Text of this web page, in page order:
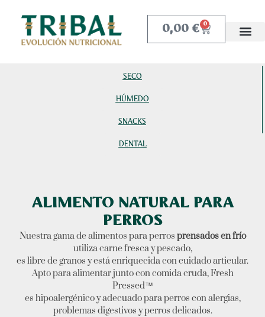
0,00€ 0
SECO
HÚMEDO
SNACKS
DENTAL
ALIMENTO NATURAL PARA
PERROS
Nuestra gama de alimentos para perros prensados en frío
utiliza carne fresca y pescado,
es libre de granos y está enriquecida con cuidado articular.
Apto para alimentar junto con comida cruda, Fresh
Pressed™️
es hipoalergénico y adecuado para perros con alergias,
problemas digestivos y perros delicados.